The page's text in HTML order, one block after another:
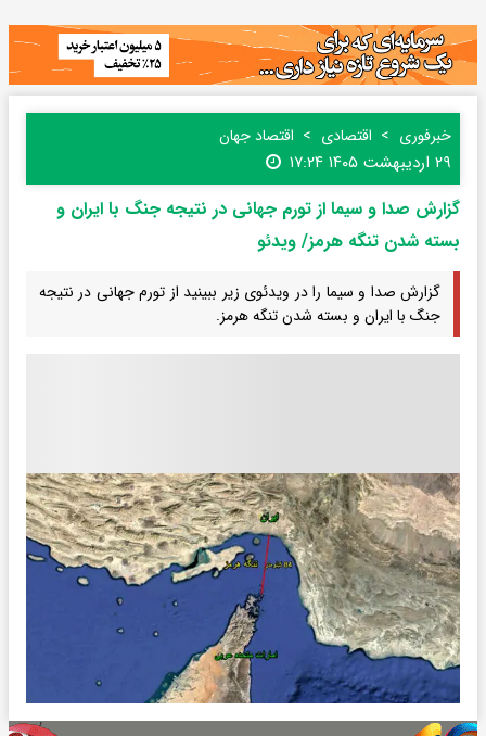
خبرفوری اقتصادی اقتصاد جهان
۲۹ اردیبهشت ۱۴۰۵ ۱۷:۲۴
گزارش صدا و سیما از تورم جهانی در نتیجه جنگ با ایران و
بسته شدن تنگه هرمز/ ویدئو
گزارش صدا و سیما را در ویدئوی زیر ببینید از تورم جهانی در نتیجه
جنگ با ایران و بسته شدن تنگه هرمز.